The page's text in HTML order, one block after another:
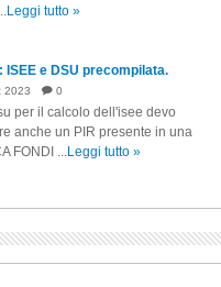
Leggi tutto »
ISEE e DSU precompilata.
2023 0
per il calcolo dell'isee devo
anche un PIR presente in una
FONDI ...Leggi tutto »